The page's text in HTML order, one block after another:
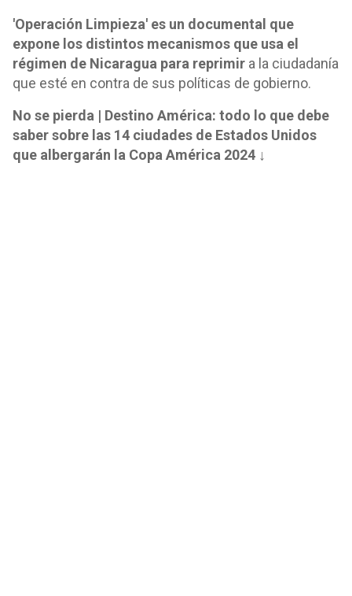
'Operación Limpieza' es un documental que
expone los distintos mecanismos que usa el
régimen de Nicaragua para reprimir a la ciudadanía
que esté en contra de sus políticas de gobierno.
No se pierda | Destino América: todo lo que debe
saber sobre las 14 ciudades de Estados Unidos
que albergarán la Copa América 2024 ↓